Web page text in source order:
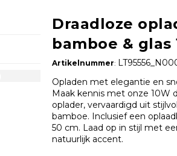
Draadloze
bamboe & glas
Artikelnummer:
Opladen met elegantie en
Maak kennis met onze 10W
oplader, vervaardigd uit
bamboe. Inclusief een
50 cm. Laad op in stijl met
natuurlijk accent.